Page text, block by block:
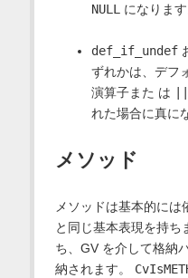
NULL
になります
def_if_undef
ずれかは、デフ
演算子また は
れた場合に真に
メソッド
メソッドは基本的に
と同じ基本表現を持ち
ち、GV を介して格納
納されます。